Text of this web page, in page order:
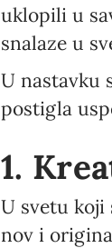
uklopili u
snalaze u
U nastavku
postigla
1.
U svetu koji
nov i